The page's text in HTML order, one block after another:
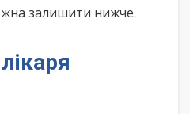
залишити нижче.